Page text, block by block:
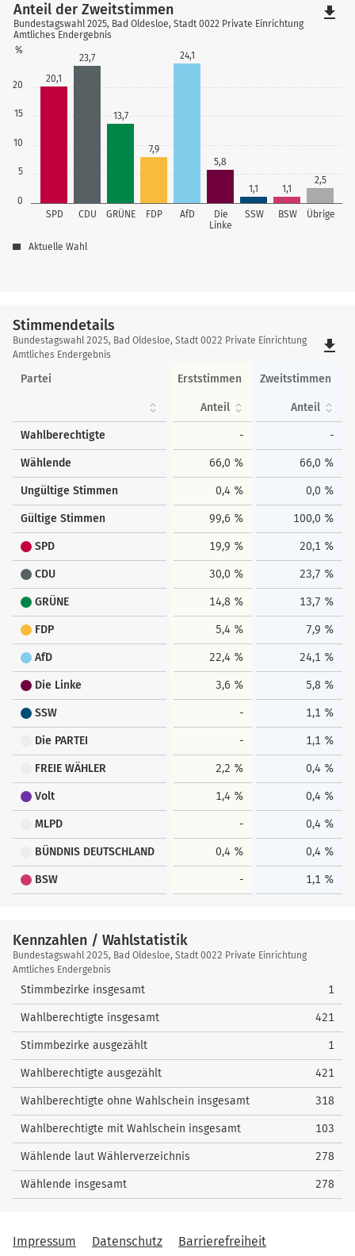
0
5
10
15
20
%
SPD CDU GRÜNE FDP AfD
Die
Linke
SSW BSW Übrige
20,1
23,7
13,7
7,9
24,1
5,8
1,1 1,1
2,5
Anteil der Zweitstimmen
Bundestagswahl 2025, Bad Oldesloe, Stadt 0022 Private Einrichtung
Amtliches Endergebnis
Aktuelle Wahl
file_download
Stimmendetails
Stimmendetails
Bundestagswahl 2025, Bad Oldesloe, Stadt 0022 Private Einrichtung
Amtliches Endergebnis
file_download
Partei Erststimmen Zweitstimmen
Anteil Anteil
Wahlberechtigte - -
Wählende 66,0 % 66,0 %
Ungültige Stimmen 0,4 % 0,0 %
Gültige Stimmen 99,6 % 100,0 %
SPD 19,9 % 20,1 %
CDU 30,0 % 23,7 %
GRÜNE 14,8 % 13,7 %
FDP 5,4 % 7,9 %
AfD 22,4 % 24,1 %
Die Linke 3,6 % 5,8 %
SSW - 1,1 %
Die PARTEI - 1,1 %
FREIE WÄHLER 2,2 % 0,4 %
Volt 1,4 % 0,4 %
MLPD - 0,4 %
BÜNDNIS DEUTSCHLAND 0,4 % 0,4 %
BSW - 1,1 %
Kennzahlen / Wahlstatistik
Kennzahlen
/
Wahlstatistik
Bundestagswahl 2025, Bad Oldesloe, Stadt 0022 Private Einrichtung
Amtliches Endergebnis
Stimmbezirke insgesamt 1
Wahlberechtigte insgesamt 421
Stimmbezirke ausgezählt 1
Wahlberechtigte ausgezählt 421
Wahlberechtigte ohne Wahlschein insgesamt 318
Wahlberechtigte mit Wahlschein insgesamt 103
Wählende laut Wählerverzeichnis 278
Wählende insgesamt 278
Impressum Datenschutz Barrierefreiheit